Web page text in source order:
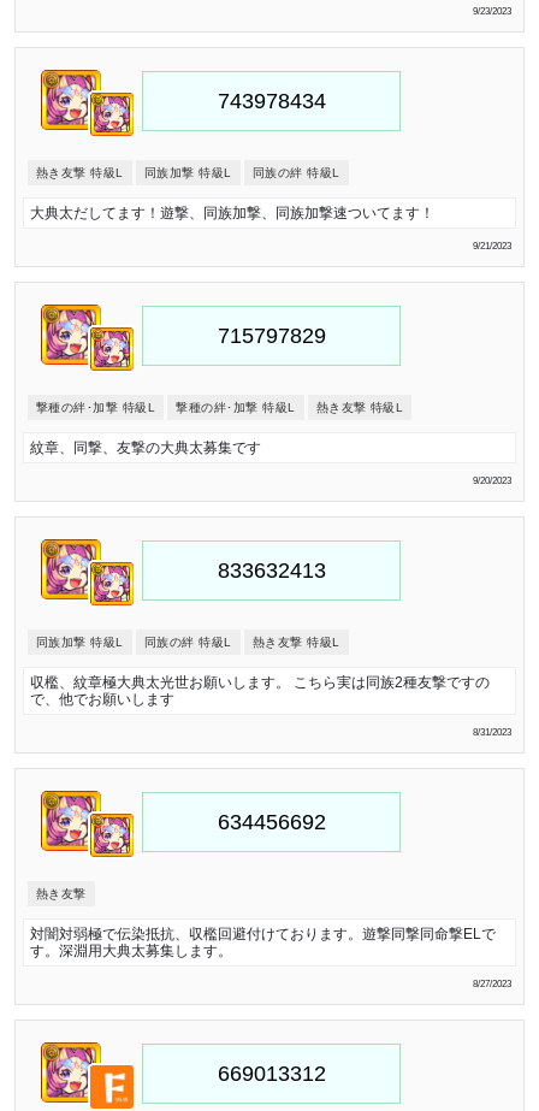
9/23/2023
熱き友撃 特級L 同族加撃 特級L 同族の絆 特級L
大典太だしてます！遊撃、同族加撃、同族加撃速ついてます！
9/21/2023
撃種の絆･加撃 特級L 撃種の絆･加撃 特級L 熱き友撃 特級L
紋章、同撃、友撃の大典太募集です
9/20/2023
同族加撃 特級L 同族の絆 特級L 熱き友撃 特級L
収檻、紋章極大典太光世お願いします。 こちら実は同族2種友撃ですの
で、他でお願いします
8/31/2023
熱き友撃
対闇対弱極で伝染抵抗、収檻回避付けております。遊撃同撃同命撃ELで
す。深淵用大典太募集します。
8/27/2023